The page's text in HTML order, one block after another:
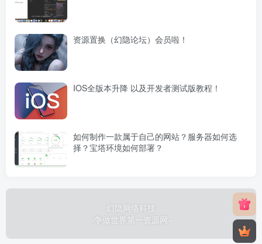
资源置换（幻隐论坛）会员啦！
IOS全版本升降 以及开发者测试版教程！
如何制作一款属于自己的网站？服务器如何选
择？宝塔环境如何部署？
幻隐网络科技
-争做世界第一资源网-